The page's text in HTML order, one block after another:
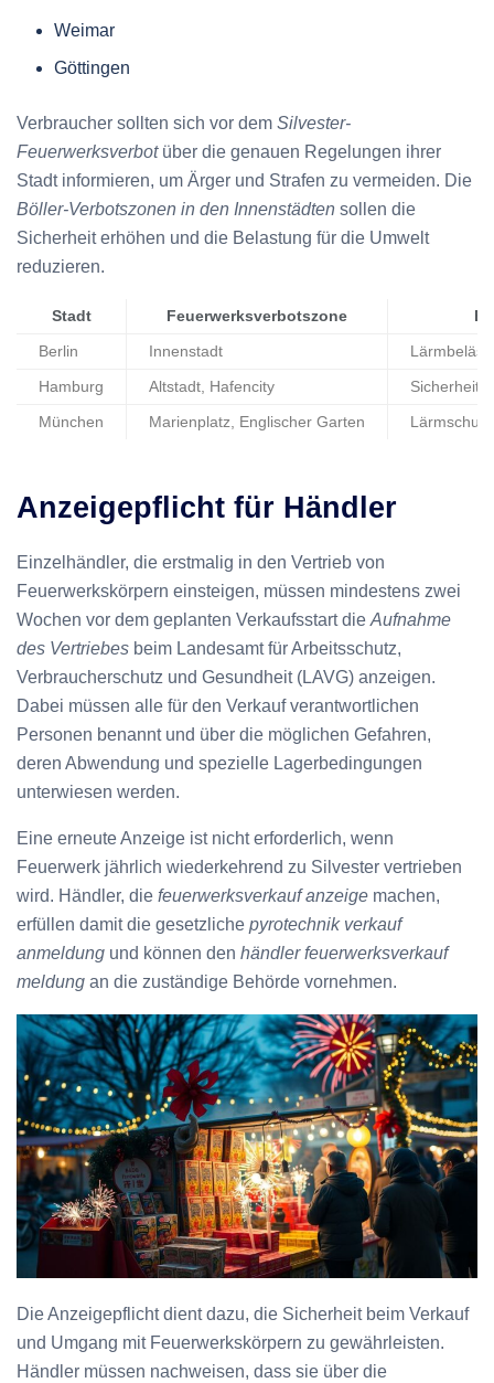
Weimar
Göttingen
Verbraucher sollten sich vor dem Silvester-
Feuerwerksverbotüber die genauen Regelungen ihrer
Stadt informieren, um Ärger und Strafen zu vermeiden. Die
Böller-Verbotszonen in den Innenstädten sollen die
Sicherheit erhöhen und die Belastung für die Umwelt
reduzieren.
Stadt Feuerwerksverbotszone
Berlin Innenstadt
Hamburg Altstadt, Hafencity Sicherheit,
München Marienplatz, Englischer Garten
Anzeigepflicht für Händler
Einzelhändler, die erstmalig in den Vertrieb von
Feuerwerkskörpern einsteigen, müssen mindestens zwei
Wochen vor dem geplanten Verkaufsstart die Aufnahme
des Vertriebes beim Landesamt für Arbeitsschutz,
Verbraucherschutz und Gesundheit (LAVG) anzeigen.
Dabei müssen alle für den Verkauf verantwortlichen
Personen benannt und über die möglichen Gefahren,
deren Abwendung und spezielle Lagerbedingungen
unterwiesen werden.
Eine erneute Anzeige ist nicht erforderlich, wenn
Feuerwerk jährlich wiederkehrend zu Silvester vertrieben
wird. Händler, die feuerwerksverkauf anzeige machen,
erfüllen damit die gesetzliche pyrotechnik verkauf
anmeldung und können den händler feuerwerksverkauf
meldung an die zuständige Behörde vornehmen.
Die Anzeigepflicht dient dazu, die Sicherheit beim Verkauf
und Umgang mit Feuerwerkskörpern zu gewährleisten.
Händler müssen nachweisen, dass sie über die